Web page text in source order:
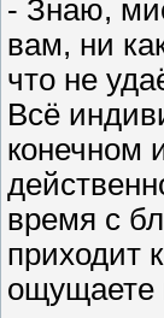
- Знаю,
вам, ни
что не
Всё
конечном
время с
приходит
ощущаете